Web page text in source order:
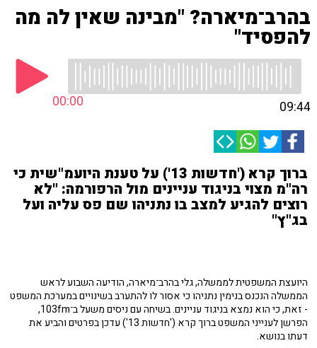
בהרב־מיארה? "מבינה שאין לה מה
להפסיד"
00:00 09:44
ברוך קרא ('חדשות 13') על טענת היועמ"שית כי
רה"מ מצוי בניגוד עניינים מול הרפורמה: "לא
רוצים להגיע למצב בו נתניהו שם פס עליה ועל
בג"ץ"
היועצת המשפטית לממשלה, גלי בהרב־מיארה, הודיעה השבוע לראש
הממשלה הנכנס בנימין נתניהו כי אסור לו להתערב בשינויים במערכת המשפט
- זאת, כי הוא נמצא בניגוד עניינים. בשיחה עם ניסים משעל ב־103fm,
הפרשן לענייני המשפט ברוך קרא ('חדשות 13') עדכן בפרטים והביע את
דעתו בנושא.